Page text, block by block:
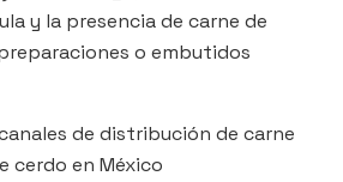
y la presencia de carne de
o embutidos